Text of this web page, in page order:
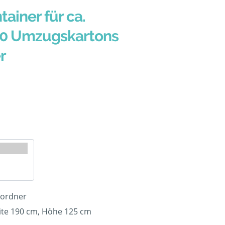
für ca.
Umzugskartons
190 cm, Höhe 125 cm